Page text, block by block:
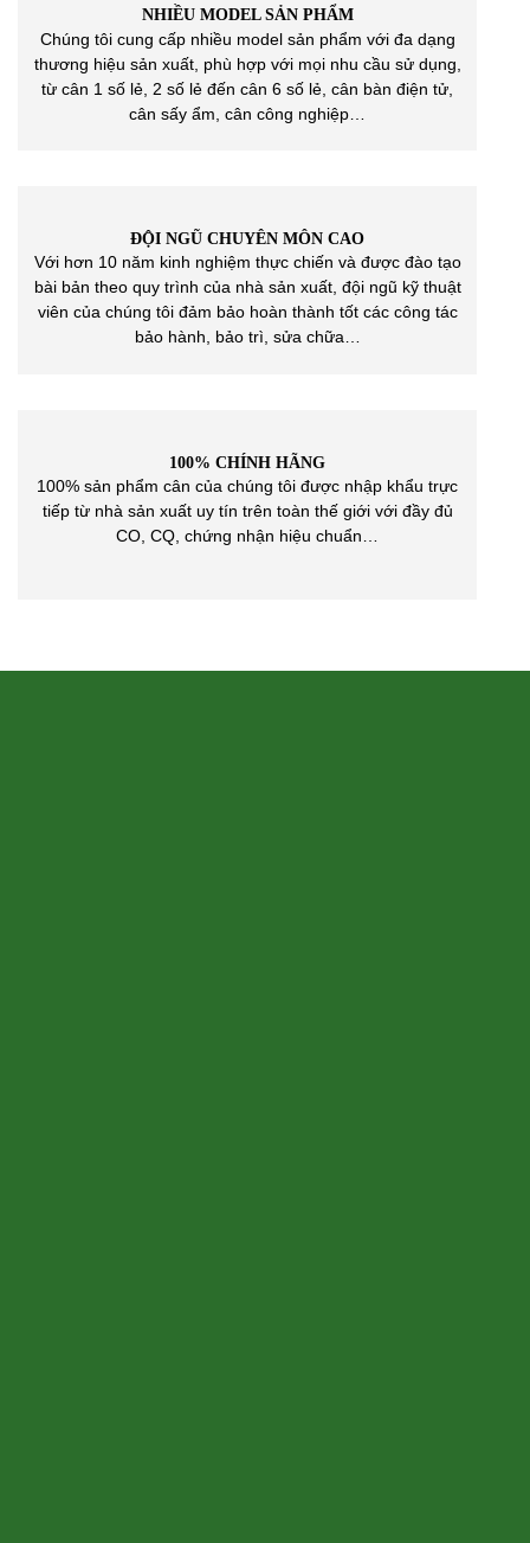
NHIỀU MODEL SẢN PHẨM
Chúng tôi cung cấp nhiều model sản phẩm với đa dạng
thương hiệu sản xuất, phù hợp với mọi nhu cầu sử dụng,
từ cân 1 số lẻ, 2 số lẻ đến cân 6 số lẻ, cân bàn điện tử,
cân sấy ẩm, cân công nghiệp…
ĐỘI NGŨ CHUYÊN MÔN CAO
Với hơn 10 năm kinh nghiệm thực chiến và được đào tạo
bài bản theo quy trình của nhà sản xuất, đội ngũ kỹ thuật
viên của chúng tôi đảm bảo hoàn thành tốt các công tác
bảo hành, bảo trì, sửa chữa…
100% CHÍNH HÃNG
100% sản phẩm cân của chúng tôi được nhập khẩu trực
tiếp từ nhà sản xuất uy tín trên toàn thế giới với đầy đủ
CO, CQ, chứng nhận hiệu chuẩn…